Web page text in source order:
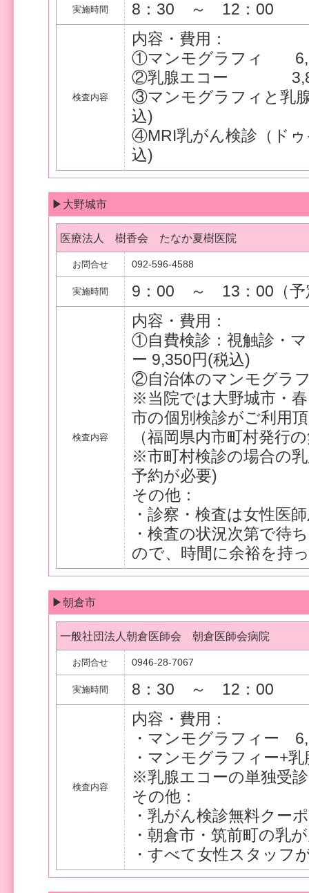
実施時間 8：30 ～ 12：00
検査内容
内容・費用：
①マンモグラフィ
②乳腺エコー
③マンモグラフィと
込)
④MRI乳がん検診（ド
込)
▶大野城市
医療法人 樹香会 たなか夏樹医院
お問合せ 092-596-4588
実施時間 9：00 ～ 13：00（予
検査内容
内容・費用：
①自費検診：視触診・
ー 9,350円(税込)
②自治体のマンモグラ
※当院では大野城市・
市の個別検診がご利用
（福岡県内市町村発行
※市町村検診の場合の
予約が必要)
その他：
・診察・検査は女性医
・検査の状況次第で待
ので、時間に余裕を持
▶朝倉市
一般社団法人朝倉医師会 朝倉医師会病院
お問合せ 0946-28-7067
実施時間 8：30 ～ 12：00
検査内容
内容・費用：
・マンモグラフィー
・マンモグラフィー+
※乳腺エコーの単独受
その他：
・乳がん検診無料クー
・朝倉市・筑前町の乳
・すべて女性スタッフ